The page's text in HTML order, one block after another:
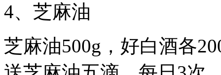
4、芝麻油
芝麻油500g，好白酒各